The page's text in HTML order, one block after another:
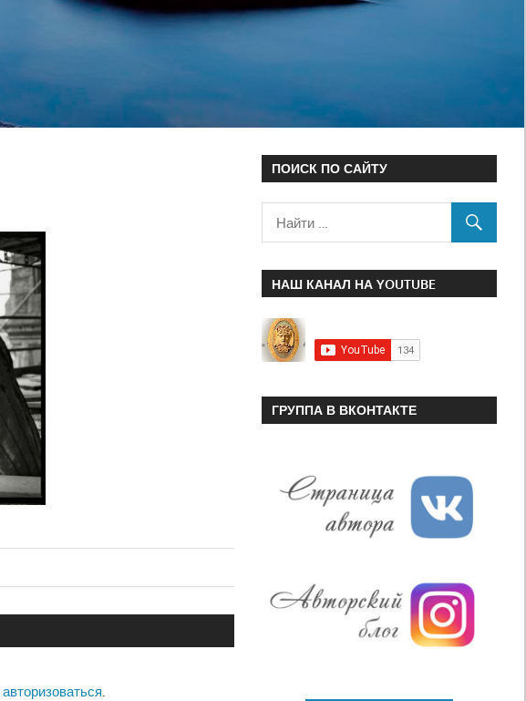
авторизоваться.
ПОИСК ПО САЙТУ
НАШ КАНАЛ НА YOUTUBE
ГРУППА В ВКОНТАКТЕ